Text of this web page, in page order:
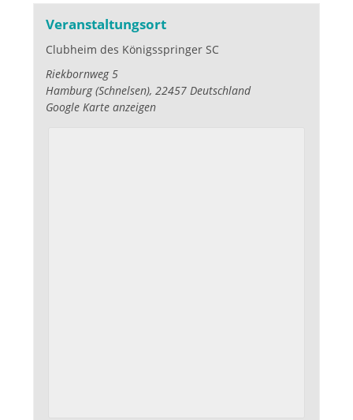
Veranstaltungsort
Clubheim des Königsspringer SC
Riekbornweg 5
Hamburg (Schnelsen), 22457 Deutschland
Google Karte anzeigen